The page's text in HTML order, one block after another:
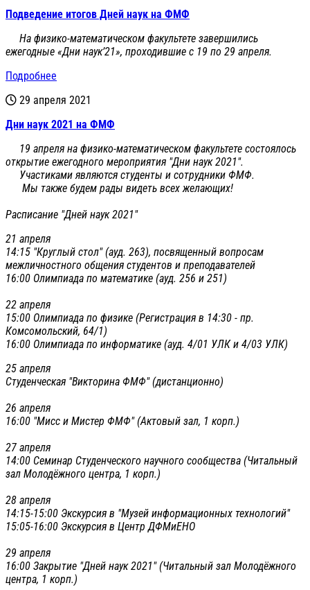
Подведение итогов Дней наук на ФМФ
На физико-математическом факультете завершились
ежегодные «Дни наук’21», проходившие с 19 по 29 апреля.
Подробнее
29 апреля 2021
Дни наук 2021 на ФМФ
19 апреля на физико-математическом факультете состоялось
открытие ежегодного мероприятия "Дни наук 2021".
Участиками являются студенты и сотрудники ФМФ.
Мы также будем рады видеть всех желающих!
Расписание "Дней наук 2021"
21 апреля
14:15 "Круглый стол" (ауд. 263), посвященный вопросам
межличностного общения студентов и преподавателей
16:00 Олимпиада по математике (ауд. 256 и 251)
22 апреля
15:00 Олимпиада по физике (Регистрация в 14:30 - пр.
Комсомольский, 64/1)
16:00 Олимпиада по информатике (ауд. 4/01 УЛК и 4/03 УЛК)
25 апреля
Студенческая "Викторина ФМФ" (дистанционно)
26 апреля
16:00 "Мисс и Мистер ФМФ" (Актовый зал, 1 корп.)
27 апреля
14:00 Семинар Студенческого научного сообщества (Читальный
зал Молодёжного центра, 1 корп.)
28 апреля
14:15-15:00 Экскурсия в "Музей информационных технологий"
15:05-16:00 Экскурсия в Центр ДФМиЕНО
29 апреля
16:00 Закрытие "Дней наук 2021" (Читальный зал Молодёжного
центра, 1 корп.)